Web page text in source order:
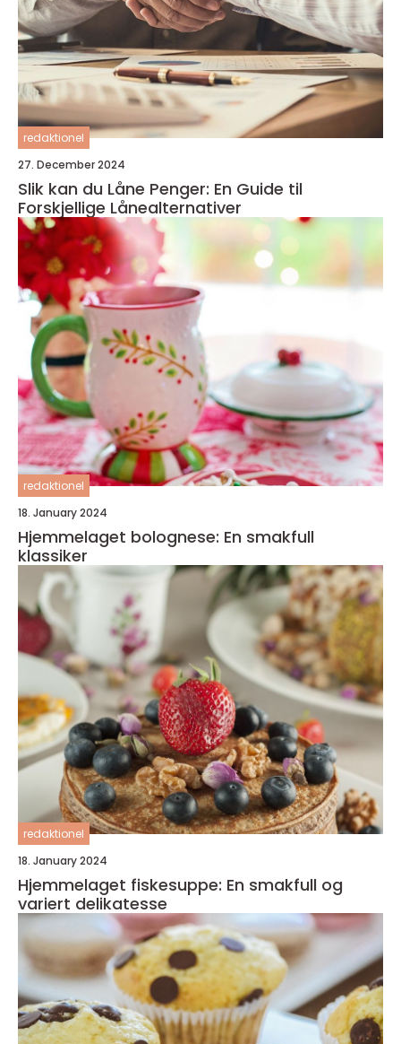
redaktionel
27. December 2024
Slik kan du Låne Penger: En Guide til
Forskjellige Lånealternativer
redaktionel
18. January 2024
Hjemmelaget bolognese: En smakfull
klassiker
redaktionel
18. January 2024
Hjemmelaget fiskesuppe: En smakfull og
variert delikatesse